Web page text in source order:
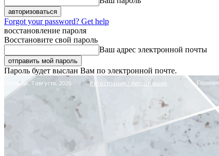
Forgot your password? Get help
восстановление пароля
Восстановите свой пароль
Ваш адрес электронной почты
Пароль будет выслан Вам по электронной почте.
Пятница, 7 августа, 2026 Регистрация / Авторизация Главная